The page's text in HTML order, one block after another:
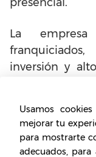
presencial.
La
inversión y
menor y se
costes en un
Usamos
mejorar tu
para mostrarte
adecuados,